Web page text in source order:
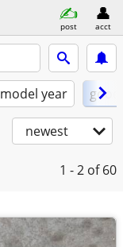
post acct
model year good
newest
1 - 2 of 60